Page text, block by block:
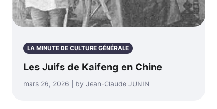
LA MINUTE DE CULTURE GÉNÉRALE
Les Juifs de Kaifeng en Chine
mars 26, 2026 | by Jean-Claude JUNIN